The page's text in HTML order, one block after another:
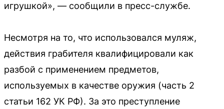
игрушкой», — сообщили в пресс-службе.
Несмотря на то, что использовался муляж,
действия грабителя квалифицировали как
разбой с применением предметов,
используемых в качестве оружия (часть 2
статьи 162 УК РФ). За это преступление